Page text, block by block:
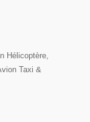
Hélicoptère,
Taxi &